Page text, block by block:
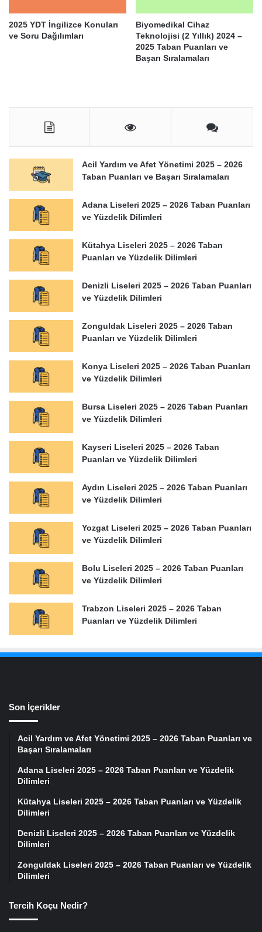
2025 YDT İngilizce Konuları
ve Soru Dağılımları
Biyomedikal Cihaz
Teknolojisi (2 Yıllık) 2024 –
2025 Taban Puanları ve
Başarı Sıralamaları
Acil Yardım ve Afet Yönetimi 2025 – 2026
Taban Puanları ve Başarı Sıralamaları
Adana Liseleri 2025 – 2026 Taban Puanları
ve Yüzdelik Dilimleri
Kütahya Liseleri 2025 – 2026 Taban
Puanları ve Yüzdelik Dilimleri
Denizli Liseleri 2025 – 2026 Taban Puanları
ve Yüzdelik Dilimleri
Zonguldak Liseleri 2025 – 2026 Taban
Puanları ve Yüzdelik Dilimleri
Konya Liseleri 2025 – 2026 Taban Puanları
ve Yüzdelik Dilimleri
Bursa Liseleri 2025 – 2026 Taban Puanları
ve Yüzdelik Dilimleri
Kayseri Liseleri 2025 – 2026 Taban
Puanları ve Yüzdelik Dilimleri
Aydın Liseleri 2025 – 2026 Taban Puanları
ve Yüzdelik Dilimleri
Yozgat Liseleri 2025 – 2026 Taban Puanları
ve Yüzdelik Dilimleri
Bolu Liseleri 2025 – 2026 Taban Puanları
ve Yüzdelik Dilimleri
Trabzon Liseleri 2025 – 2026 Taban
Puanları ve Yüzdelik Dilimleri
Son İçerikler
Acil Yardım ve Afet Yönetimi 2025 – 2026 Taban Puanları ve
Başarı Sıralamaları
Adana Liseleri 2025 – 2026 Taban Puanları ve Yüzdelik
Dilimleri
Kütahya Liseleri 2025 – 2026 Taban Puanları ve Yüzdelik
Dilimleri
Denizli Liseleri 2025 – 2026 Taban Puanları ve Yüzdelik
Dilimleri
Zonguldak Liseleri 2025 – 2026 Taban Puanları ve Yüzdelik
Dilimleri
Tercih Koçu Nedir?